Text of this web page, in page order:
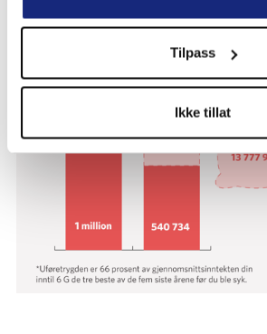
Tilpass
Ikke tillat